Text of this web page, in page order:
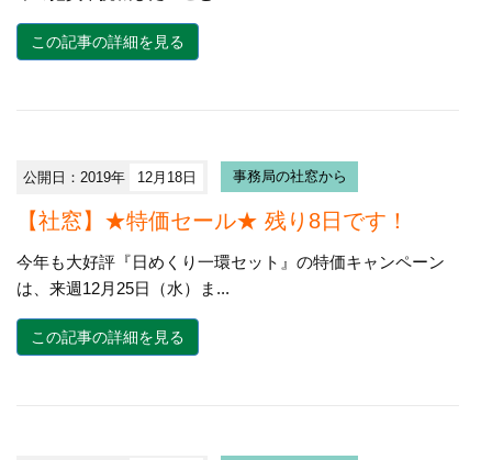
この記事の詳細を見る
公開日：2019年 12月18日 事務局の社窓から
【社窓】★特価セール★ 残り8日です！
今年も大好評『日めくり一環セット』の特価キャンペーン
は、来週12月25日（水）ま...
この記事の詳細を見る